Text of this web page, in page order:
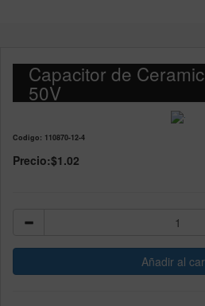
Capacitor de
50V
Codigo: 110870-12-4
Precio:$1.02